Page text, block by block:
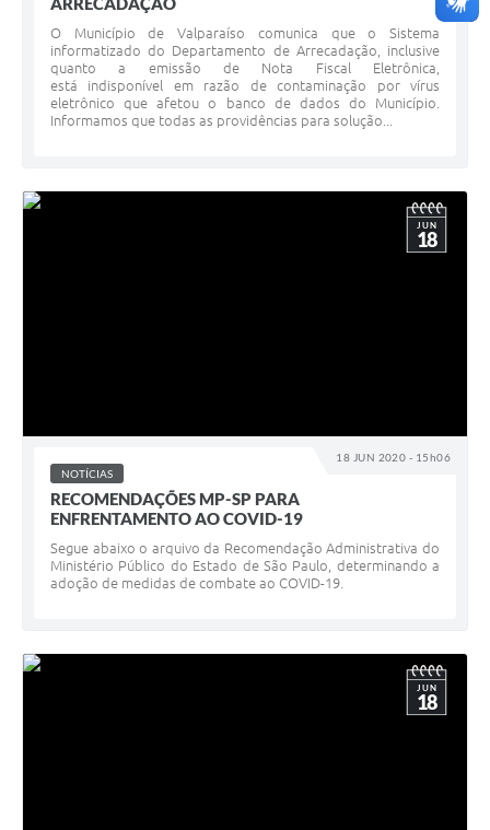
O Município de Valparaíso comunica que o Sistema
informatizado do Departamento de Arrecadação, inclusive
quanto a emissão de Nota Fiscal Eletrônica,
está indisponível em razão de contaminação por vírus
eletrônico que afetou o banco de dados do Município.
Informamos que todas as providências para solução...
18 JUN 2020 - 15h06
JUN
18
NOTÍCIAS
RECOMENDAÇÕES MP-SP PARA
ENFRENTAMENTO AO COVID-19
Segue abaixo o arquivo da Recomendação Administrativa do
Ministério Público do Estado de São Paulo, determinando a
adoção de medidas de combate ao COVID-19.
JUN
18